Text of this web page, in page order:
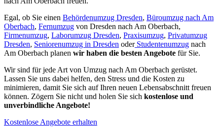
Egal, ob Sie einen Behördenumzug Dresden, Büroumzug nach Am
Oberbach, Fernumzug von Dresden nach Am Oberbach,
Firmenumzug, Laborumzug Dresden, Praxisumzug, Privatumzug
Dresden, Seniorenumzug in Dresden oderStudentenumzug nach
Am Oberbach planen wir haben die besten Angebote für Sie.
Wir sind für jede Art von Umzug nach Am Oberbach gerüstet.
Lassen Sie uns dabei helfen, den Stress und die Kosten zu
minimieren, damit Sie sich auf Ihren neuen Lebensabschnitt freuen
können. Zögern Sie nicht und holen Sie sich kostenlose und
unverbindliche Angebote!
Kostenlose Angebote erhalten